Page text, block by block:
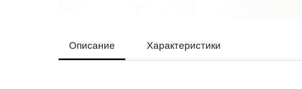
Описание Характеристики